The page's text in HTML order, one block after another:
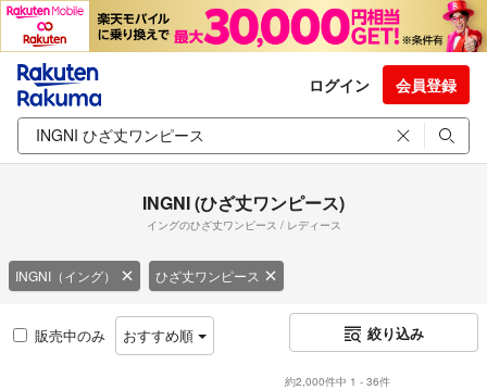
ログイン 会員登録
INGNI (ひざ丈ワンピース)
イングのひざ丈ワンピース / レディース
INGNI（イング） ひざ丈ワンピース
販売中のみ おすすめ順 絞り込み
約2,000件中 1 - 36件